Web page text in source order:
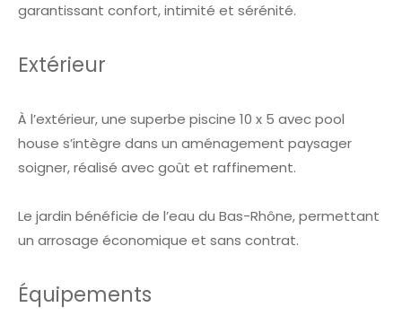
garantissant confort, intimité et sérénité.
Extérieur
À l’extérieur, une superbe piscine 10 x 5 avec pool
house s’intègre dans un aménagement paysager
soigner, réalisé avec goût et raffinement.
Le jardin bénéficie de l’eau du Bas-Rhône, permettant
un arrosage économique et sans contrat.
Équipements